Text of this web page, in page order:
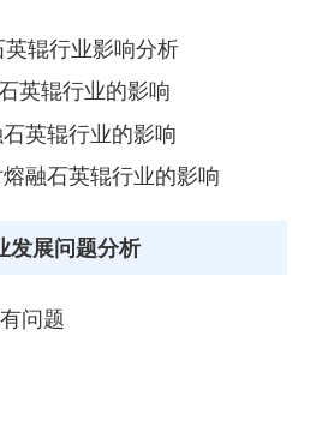
辊行业影响分析
英辊行业的影响
英辊行业的影响
融石英辊行业的影响
发展问题分析
问题